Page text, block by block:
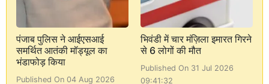
पंजाब पुलिस ने आईएसआई
समर्थित आतंकी मॉड्यूल का
भंडाफोड़ किया
Published On 04 Aug 2026
भिवंडी में चार मंज़िला इमारत गिरने
से 6 लोगों की मौत
Published On 31 Jul 2026
09:41:32